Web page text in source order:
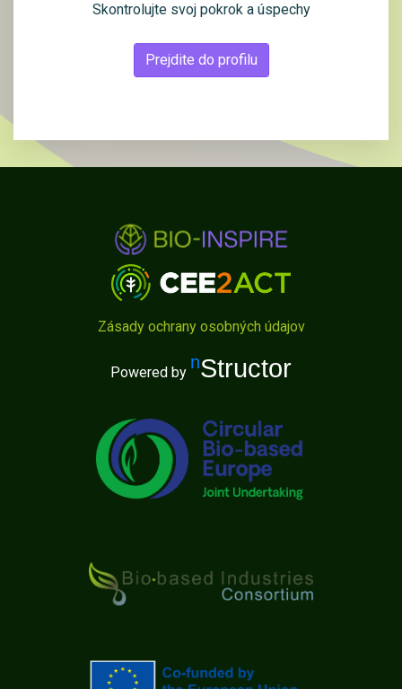
Skontrolujte svoj pokrok a úspechy
Prejdite do profilu
Zásady ochrany osobných údajov
Powered by nStructor